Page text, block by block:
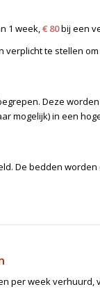
1 week,€ 80bij een
te stellen
Deze
mogelijk) in een
De bedden
per week